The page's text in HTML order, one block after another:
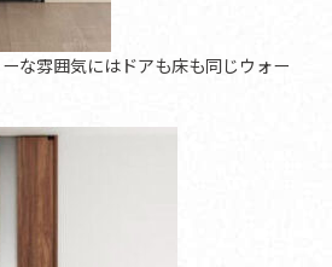
な雰囲気にはドアも床も同じウォー